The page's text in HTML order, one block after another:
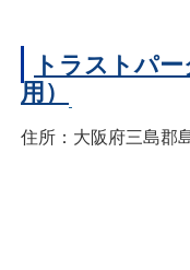
トラストパ
用）
住所：大阪府三島郡